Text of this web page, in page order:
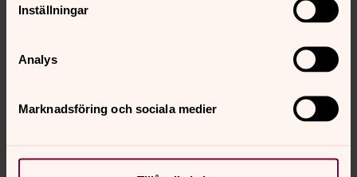
Inställningar
Analys
Marknadsföring och sociala medier